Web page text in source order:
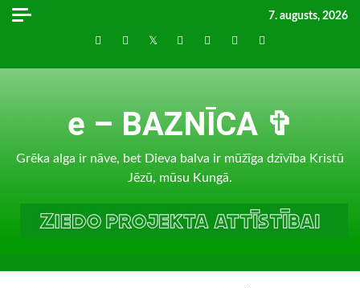
Skip
7. augusts, 2026
Draugiem
Facebook
TwitterInstagram
LinkedInwhatsapp
RSS
e – BAZNĪCA ✞
Grēka alga ir nāve, bet Dieva balva ir mūžīga dzīvība Kristū
Jēzū, mūsu Kungā.